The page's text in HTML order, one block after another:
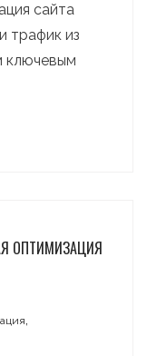
сайта
трафик из
ключевым
ОПТИМИЗАЦИЯ
,